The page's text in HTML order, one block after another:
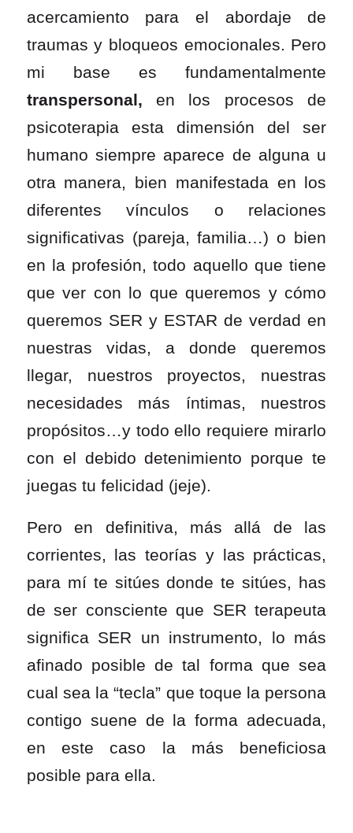
acercamiento para el abordaje de
traumas y bloqueos emocionales. Pero
mi base es fundamentalmente
transpersonal, en los procesos de
psicoterapia esta dimensión del ser
humano siempre aparece de alguna u
otra manera, bien manifestada en los
diferentes vínculos o relaciones
significativas (pareja, familia…) o bien
en la profesión, todo aquello que tiene
que ver con lo quequeremos y cómo
queremos SER y ESTAR de verdad en
nuestras vidas, a donde queremos
llegar, nuestros proyectos, nuestras
necesidades más íntimas, nuestros
propósitos…y todo ello requiere mirarlo
con el debido detenimiento porque te
juegas tu felicidad (jeje).
Pero en definitiva, más allá de las
corrientes, las teorías y las prácticas,
para mí te sitúes donde te sitúes, has
de ser consciente que SER terapeuta
significa SER un instrumento, lo más
afinado posible de tal forma que sea
cual sea la “tecla” que toque la persona
contigo suene de la forma adecuada,
en este caso la más beneficiosa
posible para ella.